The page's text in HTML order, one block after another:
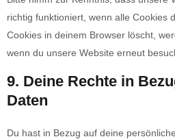
richtig funktioniert, wenn alle Cookies
Cookies in deinem Browser löscht,
wenn du unsere Website erneut
9. Deine Rechte in
Daten
Du hast in Bezug auf deine